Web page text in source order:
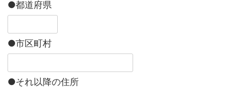
●都道府県
●市区町村
●それ以降の住所